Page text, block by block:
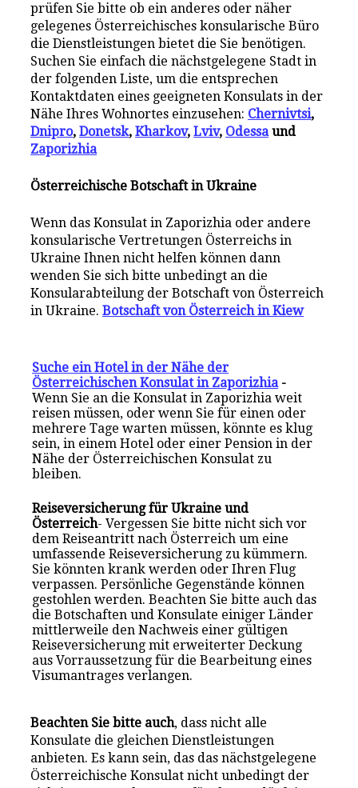
prüfen Sie bitte ob ein anderes oder näher
gelegenes Österreichisches konsularische Büro
die Dienstleistungen bietet die Sie benötigen.
Suchen Sie einfach die nächstgelegene Stadt in
der folgenden Liste, um die entsprechen
Kontaktdaten eines geeigneten Konsulats in der
Nähe Ihres Wohnortes einzusehen: Chernivtsi,
Dnipro,Donetsk,Kharkov,Lviv, Odessaund
Zaporizhia
Österreichische Botschaft in Ukraine
Wenn das Konsulat in Zaporizhia oder andere
konsularische Vertretungen Österreichs in
Ukraine Ihnen nicht helfen können dann
wenden Sie sich bitte unbedingt an die
Konsularabteilung der Botschaft von Österreich
in Ukraine.Botschaft von Österreich in Kiew
Suche ein Hotel in der Nähe der
Österreichischen Konsulat in Zaporizhia-
Wenn Sie an die Konsulat in Zaporizhia weit
reisen müssen, oder wenn Sie für einen oder
mehrere Tage warten müssen, könnte es klug
sein, in einem Hotel oder einer Pension in der
Nähe der Österreichischen Konsulat zu
bleiben.
Reiseversicherung für Ukraine und
Österreich- Vergessen Sie bitte nicht sich vor
dem Reiseantritt nach Österreich um eine
umfassende Reiseversicherung zu kümmern.
Sie könnten krank werden oder Ihren Flug
verpassen. Persönliche Gegenstände können
gestohlen werden. Beachten Sie bitte auch das
die Botschaften und Konsulate einiger Länder
mittlerweile den Nachweis einer gültigen
Reiseversicherung mit erweiterter Deckung
aus Vorraussetzung für die Bearbeitung eines
Visumantrages verlangen.
Beachten Sie bitte auch, dass nicht alle
Konsulate die gleichen Dienstleistungen
anbieten. Es kann sein, das das nächstgelegene
Österreichische Konsulat nicht unbedingt der